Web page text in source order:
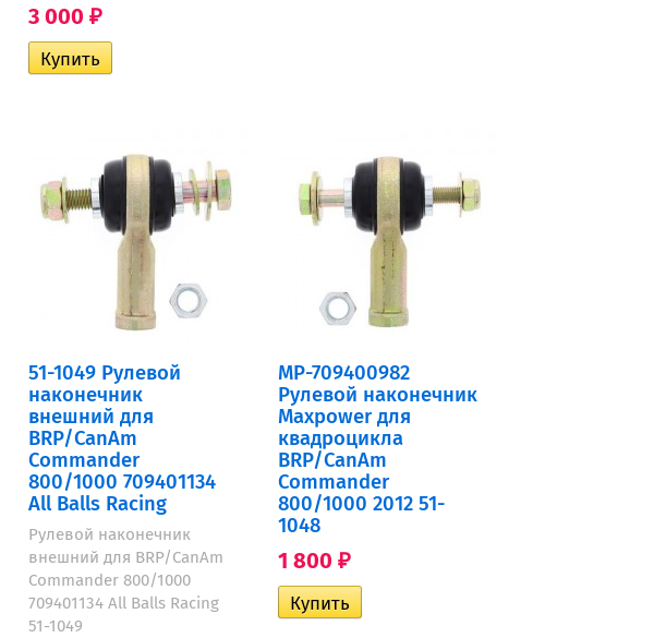
3 000 ₽
51-1049 Рулевой
наконечник
внешний для
BRP/CanAm
Commander
800/1000 709401134
All Balls Racing
Рулевой наконечник
внешний для BRP/CanAm
Commander 800/1000
709401134 All Balls Racing
51-1049
MP-709400982
Рулевой наконечник
Maxpower для
квадроцикла
BRP/CanAm
Commander
800/1000 2012 51-
1048
1 800 ₽